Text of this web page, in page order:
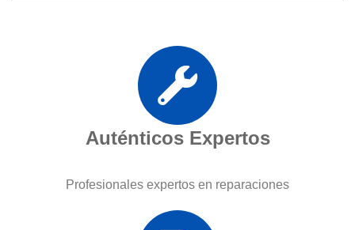
Auténticos Expertos
Profesionales expertos en reparaciones